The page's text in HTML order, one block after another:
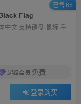
Flag
中文|支持键盘.鼠标.手
超级会员 免费
登录购买
已售 65